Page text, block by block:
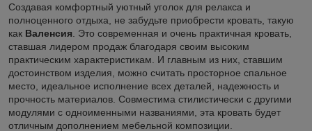
Создавая комфортный уютный уголок для релакса и
полноценного отдыха, не забудьте приобрести кровать, такую
как Валенсия . Это современная и очень практичная кровать,
ставшая лидером продаж благодаря своим высоким
практическим характеристикам. И главным из них, ставшим
достоинством изделия, можно считать просторное спальное
место, идеальное исполнение всех деталей, надежность и
прочность материалов. Совместима стилистически с другими
модулями с одноименными названиями, эта кровать будет
отличным дополнением мебельной композиции.